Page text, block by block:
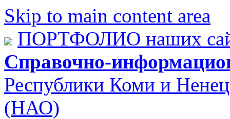
Skip to main content area
ПОРТФОЛИО наших
Справочно-
Республики Коми и
(НАО)